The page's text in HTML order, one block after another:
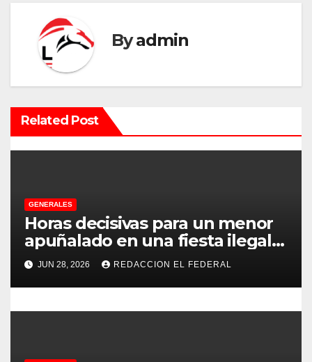
a
c
ó
n
e
e
n
a
Byadmin
Related Post
GENERALES
Horas decisivas para un menor
apuñalado en una fiesta ilegal
con más de 500 asistentes en
Chilecito
JUN 28, 2026 REDACCION EL FEDERAL